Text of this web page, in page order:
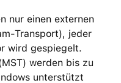
nur einen externen
Transport), jeder
wird gespiegelt.
werden bis zu
unterstützt